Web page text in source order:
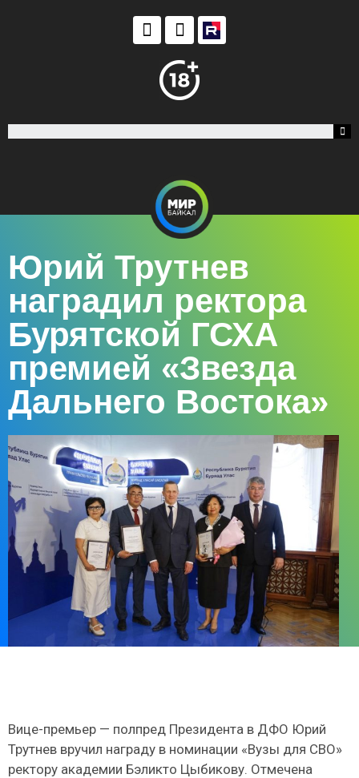
Юрий Трутнев
наградил ректора
Бурятской ГСХА
премией «Звезда
Дальнего Востока»
Вице-премьер — полпред Президента в ДФО Юрий
Трутнев вручил награду в номинации «Вузы для СВО»
ректору академии Бэликто Цыбикову. Отмечена